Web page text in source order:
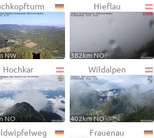
NW
Hieflau
382km NO
Hochkar
NO
Wildalpen
402km NO
Frauenau